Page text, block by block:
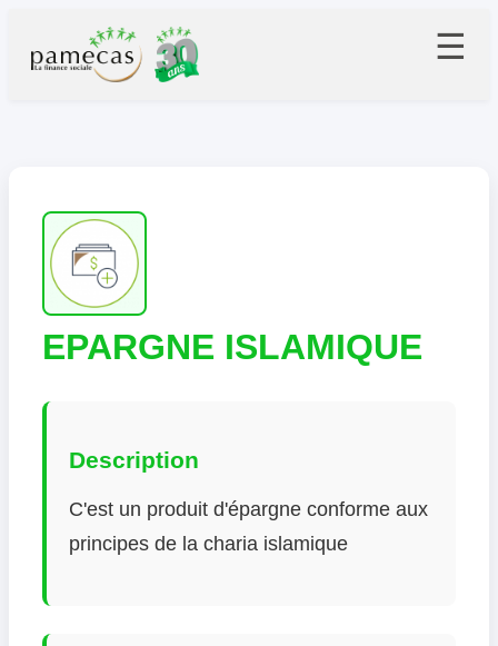
☰
EPARGNE ISLAMIQUE
Description
C'est un produit d'épargne conforme aux
principes de la charia islamique